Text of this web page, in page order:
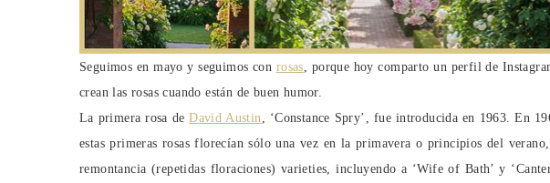
Seguimos en mayo y seguimos con rosas , porque hoy comparto un perfil de
crean las rosas cuando están de buen humor.
La primera rosa deDavid Austin
, ‘Constance Spry’, fue introducida en 1963. En
estas primeras rosas florecían sólo una vez en la primavera o principios del
remontancia (repetidas floraciones) varieties, incluyendo a ‘Wife of Bath’ y